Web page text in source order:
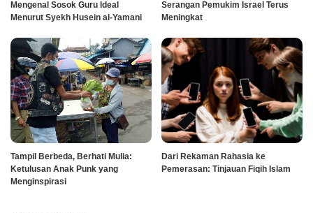
Mengenal Sosok Guru Ideal
Menurut Syekh Husein al-Yamani
Serangan Pemukim Israel Terus
Meningkat
Tampil Berbeda, Berhati Mulia:
Ketulusan Anak Punk yang
Menginspirasi
Dari Rekaman Rahasia ke
Pemerasan: Tinjauan Fiqih Islam